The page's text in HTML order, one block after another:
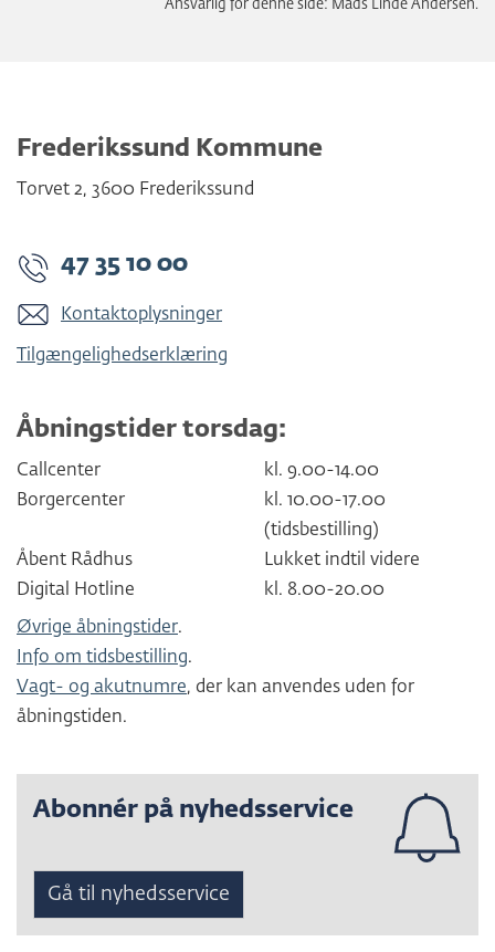
Ansvarlig for denne side: Mads Linde Andersen.
Frederikssund Kommune
Torvet 2, 3600 Frederikssund
47 35 10 00
Kontaktoplysninger
Tilgængelighedserklæring
Åbningstider torsdag:
Callcenter
kl. 9.00-14.00
Borgercenter
kl. 10.00-17.00
(tidsbestilling)
Åbent Rådhus
Lukket indtil videre
Digital Hotline
kl. 8.00-20.00
Øvrige åbningstider.
Info om tidsbestilling.
Vagt- og akutnumre, der kan anvendes uden for
åbningstiden.
Abonnér på nyhedsservice
Gå til nyhedsservice